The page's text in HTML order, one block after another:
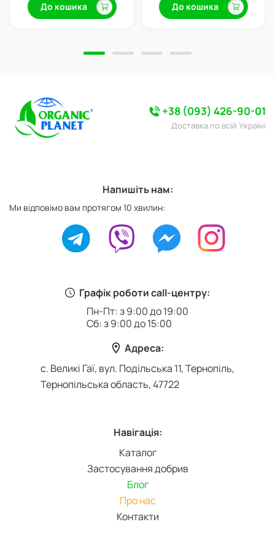
До кошика До кошика
+38 (093) 426-90-01
Доставка по всій Україні
Графік роботи call-центру:
Пн-Пт: з 9:00 до 19:00
Сб: з 9:00 до 15:00
Адреса:
с. Великі Гаї, вул. Подільська 11, Тернопіль,
Тернопільська область, 47722
Навігація:
Каталог
Застосування добрив
Блог
Про нас
Контакти
Напишіть нам:
Ми відповімо вам протягом 10 хвилин: